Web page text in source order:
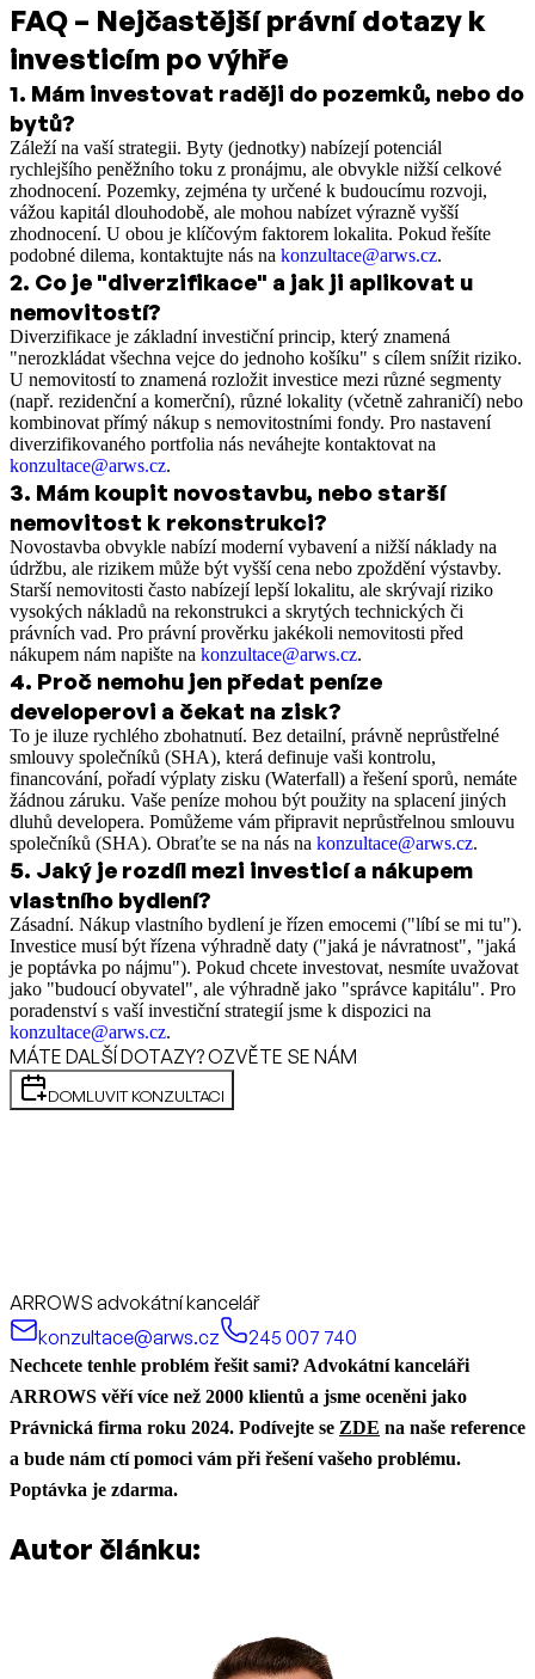
FAQ – Nejčastější právní dotazy k
investicím po výhře
1. Mám investovat raději do pozemků, nebo do
bytů?
Záleží na vaší strategii. Byty (jednotky) nabízejí potenciál
rychlejšího peněžního toku z pronájmu, ale obvykle nižší celkové
zhodnocení. Pozemky, zejména ty určené k budoucímu rozvoji,
vážou kapitál dlouhodobě, ale mohou nabízet výrazně vyšší
zhodnocení. U obou je klíčovým faktorem lokalita. Pokud řešíte
podobné dilema, kontaktujte nás na konzultace@arws.cz.
2. Co je "diverzifikace" a jak ji aplikovat u
nemovitostí?
Diverzifikace je základní investiční princip, který znamená
"nerozkládat všechna vejce do jednoho košíku" s cílem snížit riziko.
U nemovitostí to znamená rozložit investice mezi různé segmenty
(např. rezidenční a komerční), různé lokality (včetně zahraničí) nebo
kombinovat přímý nákup s nemovitostními fondy. Pro nastavení
diverzifikovaného portfolia nás neváhejte kontaktovat na
konzultace@arws.cz.
3. Mám koupit novostavbu, nebo starší
nemovitost k rekonstrukci?
Novostavba obvykle nabízí moderní vybavení a nižší náklady na
údržbu, ale rizikem může být vyšší cena nebo zpoždění výstavby.
Starší nemovitosti často nabízejí lepší lokalitu, ale skrývají riziko
vysokých nákladů na rekonstrukci a skrytých technických či
právních vad. Pro právní prověrku jakékoli nemovitosti před
nákupem nám napište na konzultace@arws.cz.
4. Proč nemohu jen předat peníze
developerovi a čekat na zisk?
To je iluze rychlého zbohatnutí. Bez detailní, právně neprůstřelné
smlouvy společníků (SHA), která definuje vaši kontrolu,
financování, pořadí výplaty zisku (Waterfall) a řešení sporů, nemáte
žádnou záruku. Vaše peníze mohou být použity na splacení jiných
dluhů developera. Pomůžeme vám připravit neprůstřelnou smlouvu
společníků (SHA). Obraťte se na nás na konzultace@arws.cz.
5. Jaký je rozdíl mezi investicí a nákupem
vlastního bydlení?
Zásadní. Nákup vlastního bydlení je řízen emocemi ("líbí se mi tu").
Investice musí být řízena výhradně daty ("jaká je návratnost", "jaká
je poptávka po nájmu"). Pokud chcete investovat, nesmíte uvažovat
jako "budoucí obyvatel", ale výhradně jako "správce kapitálu". Pro
poradenství s vaší investiční strategií jsme k dispozici na
konzultace@arws.cz.
MÁTE DALŠÍ DOTAZY? OZVĚTE SE NÁM
DOMLUVIT KONZULTACI
ARROWS advokátní kancelář
konzultace@arws.cz
245 007 740
Nechcete tenhle problém řešit sami? Advokátní kanceláři
ARROWS věří více než 2000 klientů a jsme oceněni jako
Právnická firma roku 2024. Podívejte se ZDE na naše reference
a bude nám ctí pomoci vám při řešení vašeho problému.
Poptávka je zdarma.
Autor článku: